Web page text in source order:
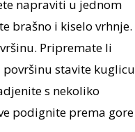
napraviti u jednom
brašno i kiselo vrhnje.
Pripremate li
stavite kuglicu
s nekoliko
podignite prema gore